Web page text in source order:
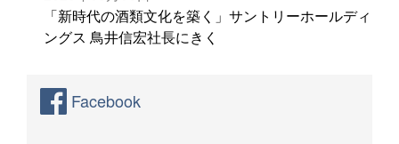
「新時代の酒類文化を築く」サントリーホールディ
ングス 鳥井信宏社長にきく
Facebook